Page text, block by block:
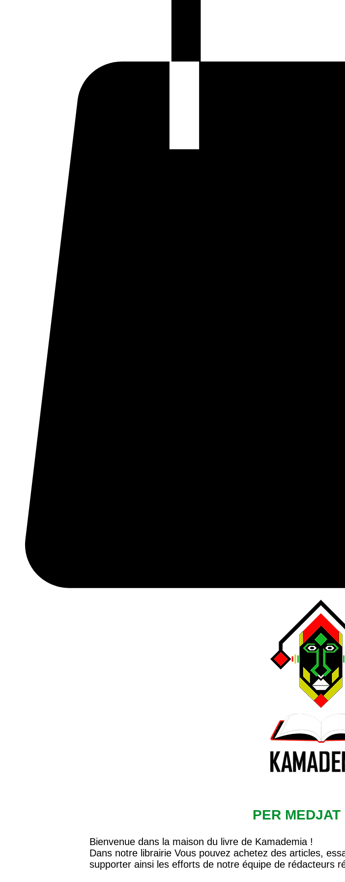
PER
Bienvenue dans la maison du livre de Kamademia !
Dans notre librairie Vous pouvez achetez des articles,
supporter ainsi les efforts de notre équipe de rédacteurs